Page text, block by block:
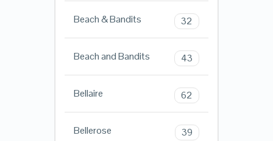
Beach & Bandits 32
Beach and Bandits 43
Bellaire 62
Bellerose 39